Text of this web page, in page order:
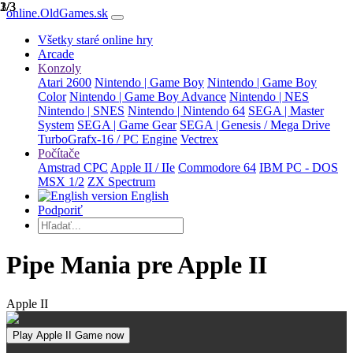
online.OldGames.sk
Všetky staré online hry
Arcade
Konzoly
Atari 2600 Nintendo | Game Boy Nintendo | Game Boy
Color Nintendo | Game Boy Advance Nintendo | NES
Nintendo | SNES Nintendo | Nintendo 64 SEGA | Master
System SEGA | Game Gear SEGA | Genesis / Mega Drive
TurboGrafx-16 / PC Engine Vectrex
Počítače
Amstrad CPC Apple II / IIe Commodore 64 IBM PC - DOS
MSX 1/2 ZX Spectrum
English
Podporiť
Pipe Mania pre Apple II
Apple II
Play Apple II Game now
1/3
2/3
3/3